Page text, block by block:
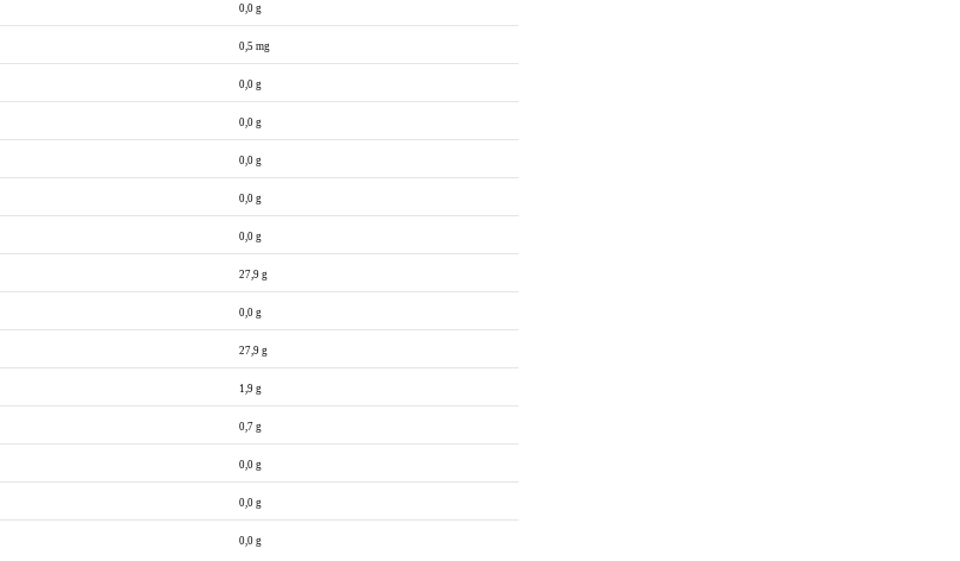
0,0 g
0,5 mg
0,0 g
0,0 g
0,0 g
0,0 g
0,0 g
27,9 g
0,0 g
27,9 g
1,9 g
0,7 g
0,0 g
0,0 g
0,0 g